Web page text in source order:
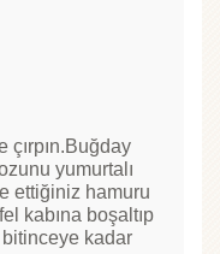
çırpın.Buğday
yumurtalı
ettiğiniz hamuru
kabına boşaltıp
bitinceye kadar